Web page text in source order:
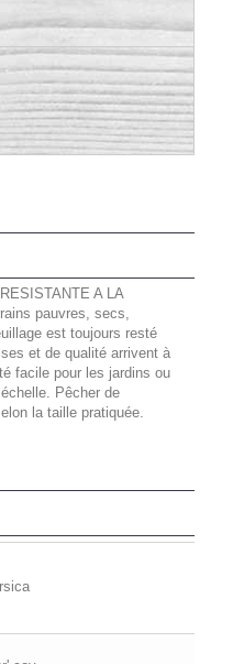
A LA
pauvres, secs,
est toujours resté
et de qualité arrivent à
facile pour les jardins ou
Pêcher de
la taille pratiquée.